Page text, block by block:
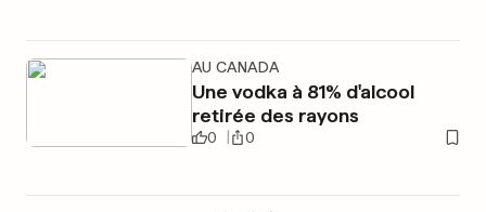
AU CANADA
Une vodka à 81% d'alcool
retirée des rayons
0 0